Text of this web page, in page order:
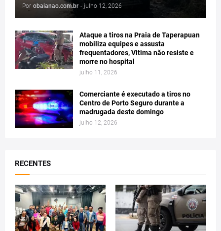
Por obaianao.com.br - julho 12, 2026
Ataque a tiros na Praia de Taperapuan
mobiliza equipes e assusta
frequentadores, Vitima não resiste e
morre no hospital
julho 11, 2026
Comerciante é executado a tiros no
Centro de Porto Seguro durante a
madrugada deste domingo
julho 12, 2026
RECENTES